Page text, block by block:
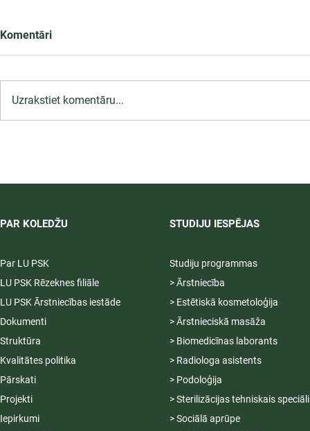
Komentāri
Uzrakstiet komentāru...
PAR KOLEDŽU
Par LU PSK
LU PSK Rēzeknes filiāle
LU PSK Ārstniecības iestāde
Dokumenti
Struktūra
Kvalitātes politika
Pārskati
Projekti
Iepirkumi
STUDIJU IESPĒJAS
Studiju programmas
> Ārstniecība
> Estētiskā kosmetoloģija
> Ārstnieciskā masāža
> Biomedicīnas laborants
> Radiologa asistents
> Podoloģija
> Sterilizācijas tehniskais
> Sociālā aprūpe